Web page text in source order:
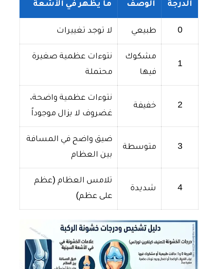
الدرجة الوصف ما يظهر في الأشعة
0 طبيعي لا توجد تغييرات
1
مشكوك
فيها
نتوءات عظمية صغيرة
محتملة
2 خفيفة
نتوءات عظمية واضحة،
غضروف لا يزال موجوداً
3 متوسطة
ضيق واضح في المسافة
بين العظام
4 شديدة
تلامس العظام (عظم
على عظم)